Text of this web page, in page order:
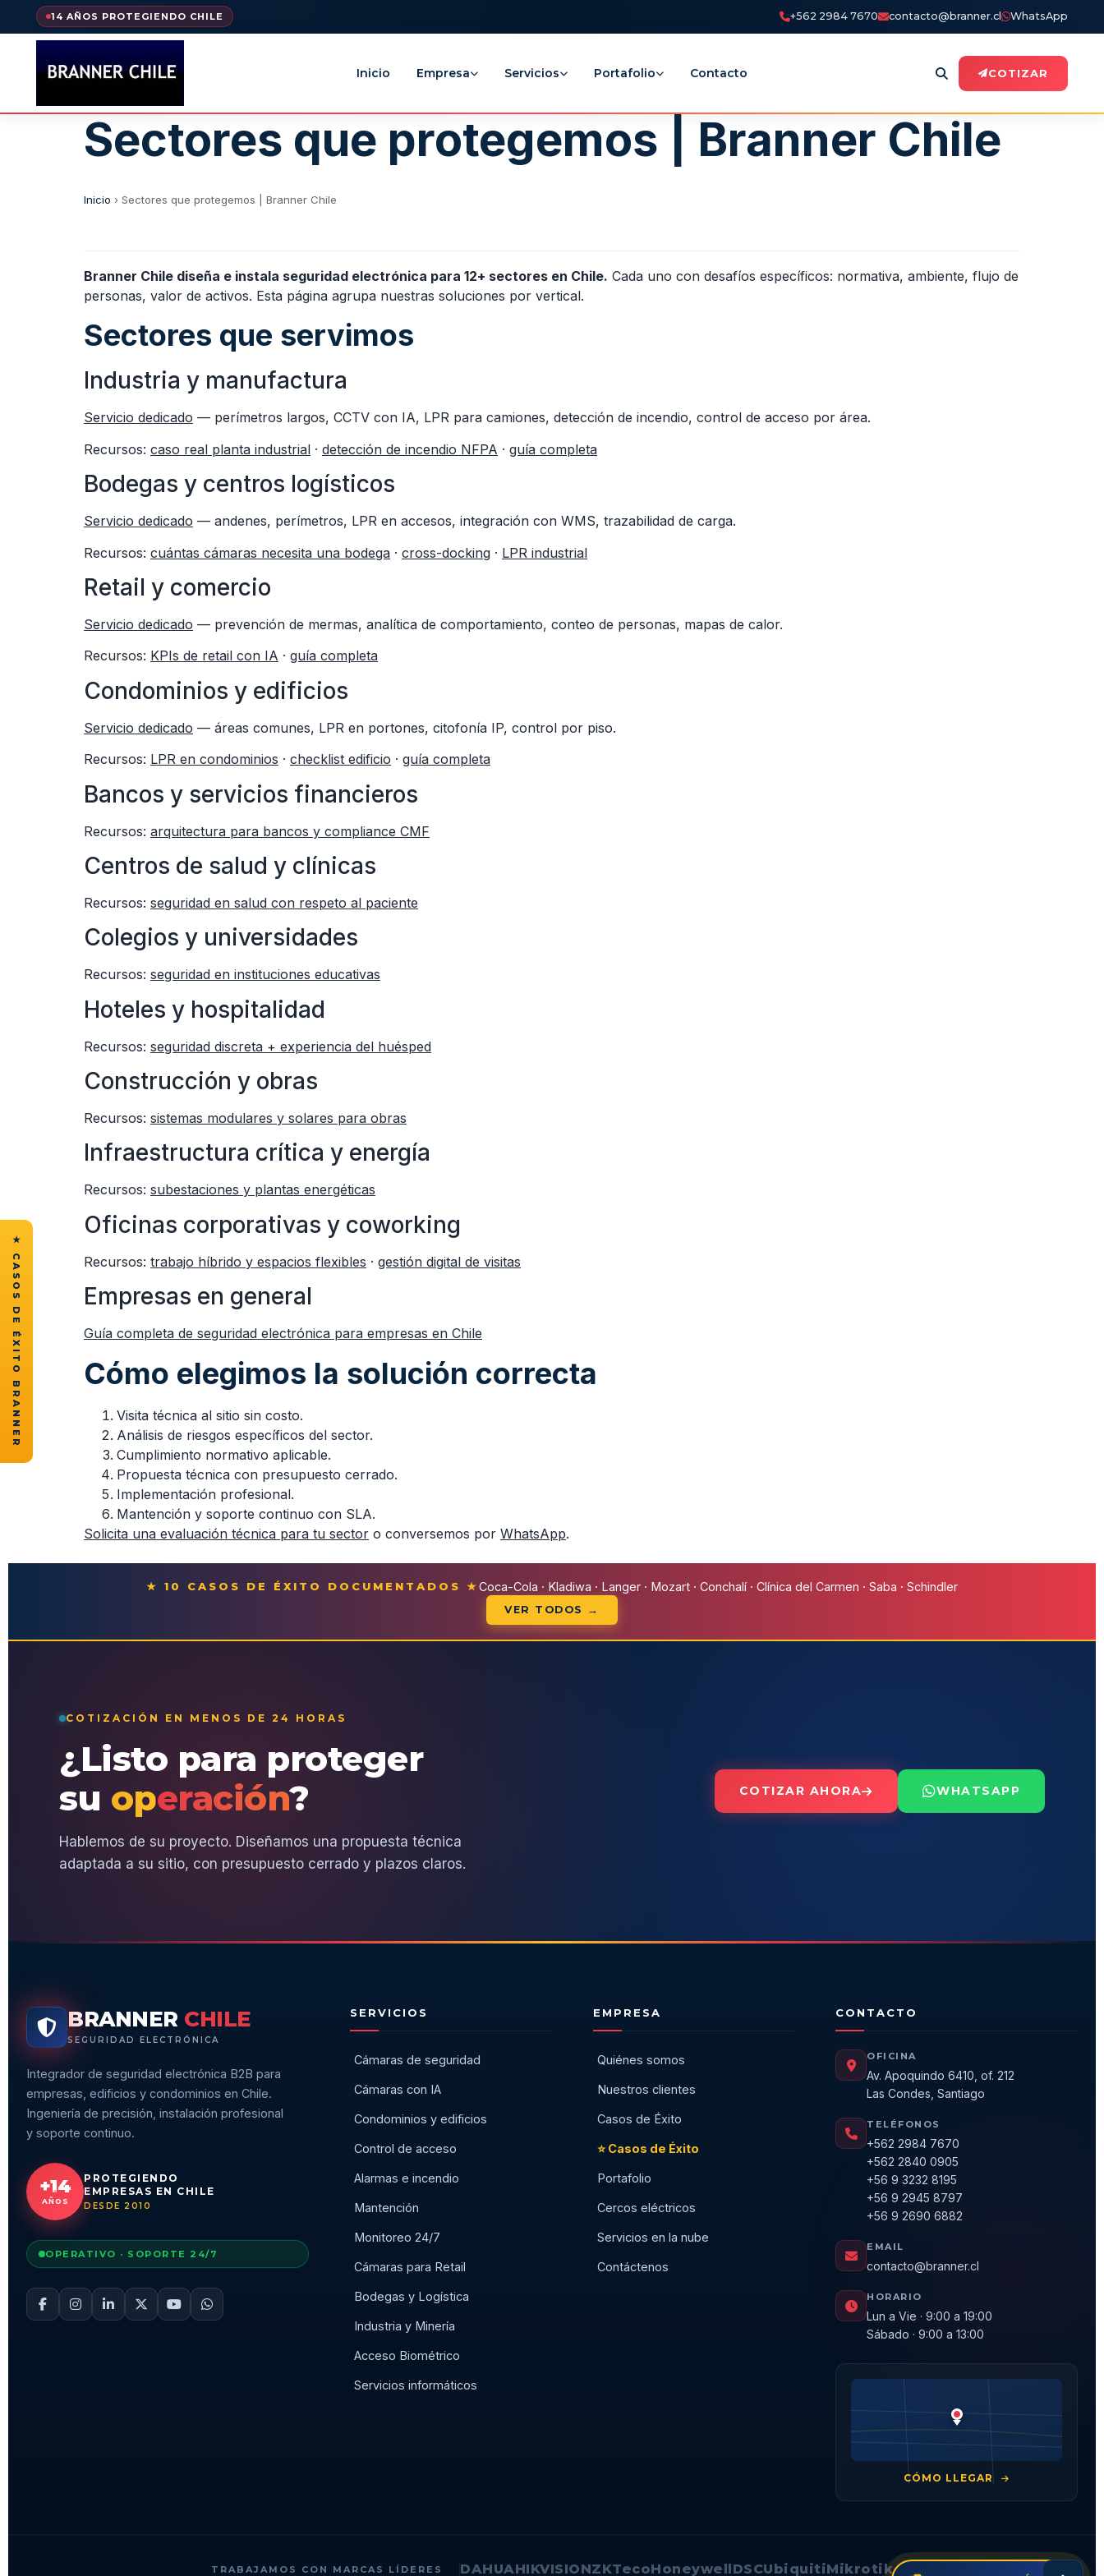
14 AÑOS PROTEGIENDO CHILE +562 2984 7670 contacto@branner.cl WhatsApp
Inicio Empresa Servicios Portafolio Contacto COTIZAR
Sectores que protegemos | Branner Chile
Inicio › Sectores que protegemos | Branner Chile
Branner Chile diseña e instala seguridad electrónica para 12+ sectores en Chile. Cada uno con desafíos específicos: normativa, ambiente, flujo de
personas, valor de activos. Esta página agrupa nuestras soluciones por vertical.
Sectores que servimos
Industria y manufactura
Servicio dedicado — perímetros largos, CCTV con IA, LPR para camiones, detección de incendio, control de acceso por área.
Recursos: caso real planta industrial · detección de incendio NFPA · guía completa
Bodegas y centros logísticos
Servicio dedicado — andenes, perímetros, LPR en accesos, integración con WMS, trazabilidad de carga.
Recursos: cuántas cámaras necesita una bodega · cross-docking · LPR industrial
Retail y comercio
Servicio dedicado — prevención de mermas, analítica de comportamiento, conteo de personas, mapas de calor.
Recursos: KPIs de retail con IA · guía completa
Condominios y edificios
Servicio dedicado — áreas comunes, LPR en portones, citofonía IP, control por piso.
Recursos: LPR en condominios · checklist edificio · guía completa
Bancos y servicios financieros
Recursos: arquitectura para bancos y compliance CMF
Centros de salud y clínicas
Recursos: seguridad en salud con respeto al paciente
Colegios y universidades
Recursos: seguridad en instituciones educativas
Hoteles y hospitalidad
Recursos: seguridad discreta + experiencia del huésped
Construcción y obras
Recursos: sistemas modulares y solares para obras
Infraestructura crítica y energía
Recursos: subestaciones y plantas energéticas
Oficinas corporativas y coworking
Recursos: trabajo híbrido y espacios flexibles · gestión digital de visitas
Empresas en general
Guía completa de seguridad electrónica para empresas en Chile
Cómo elegimos la solución correcta
Visita técnica al sitio sin costo.
Análisis de riesgos específicos del sector.
Cumplimiento normativo aplicable.
Propuesta técnica con presupuesto cerrado.
Implementación profesional.
Mantención y soporte continuo con SLA.
Solicita una evaluación técnica para tu sector o conversemos por WhatsApp.
★ 10 CASOS DE ÉXITO DOCUMENTADOS ★Coca-Cola · Kladiwa · Langer · Mozart · Conchalí · Clínica del Carmen · Saba · Schindler
VER TODOS →
COTIZACIÓN EN MENOS DE 24 HORAS
¿Listo para proteger
su operación?
Hablemos de su proyecto. Diseñamos una propuesta técnica
adaptada a su sitio, con presupuesto cerrado y plazos claros.
COTIZAR AHORA WHATSAPP
BRANNER CHILE
SEGURIDAD ELECTRÓNICA
Integrador de seguridad electrónica B2B para
empresas, edificios y condominios en Chile.
Ingeniería de precisión, instalación profesional
y soporte continuo.
+14
AÑOS
PROTEGIENDO
EMPRESAS EN CHILE
DESDE 2010
OPERATIVO · SOPORTE 24/7
SERVICIOS
Cámaras de seguridad
Cámaras con IA
Condominios y edificios
Control de acceso
Alarmas e incendio
Mantención
Monitoreo 24/7
Cámaras para Retail
Bodegas y Logística
Industria y Minería
Acceso Biométrico
Servicios informáticos
EMPRESA
Quiénes somos
Nuestros clientes
Casos de Éxito
⭐ Casos de Éxito
Portafolio
Cercos eléctricos
Servicios en la nube
Contáctenos
CONTACTO
OFICINA
Av. Apoquindo 6410, of. 212
Las Condes, Santiago
TELÉFONOS
+562 2984 7670
+562 2840 0905
+56 9 3232 8195
+56 9 2945 8797
+56 9 2690 6882
EMAIL
contacto@branner.cl
HORARIO
Lun a Vie · 9:00 a 19:00
Sábado · 9:00 a 13:00
CÓMO LLEGAR
TRABAJAMOS CON MARCAS LÍDERES DAHUAHIKVISIONZKTecoHoneywellDSCUbiquitiMikrotik
★ CASOS DE ÉXITO BRANNER